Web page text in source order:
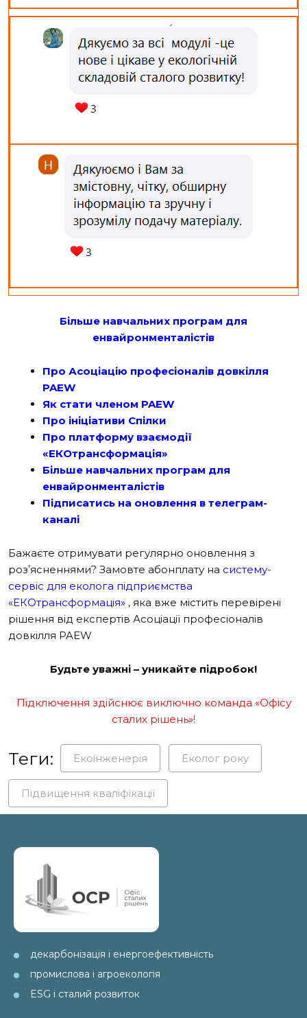
Більше навчальних програм для
енвайронменталістів
Про Асоціацію професіоналів довкілля
PAEW
Як стати членом PAEW
Про ініціативи Спілки
Про платформу взаємодії
«ЕКОтрансформація»
Більше навчальних програм для
енвайронменталістів
Підписатись на оновлення в телеграм-
каналі
Бажаєте отримувати регулярно оновлення з
розʼясненнями? Замовте абонплату на систему-
сервіс для еколога підприємства
«ЕКОтрансформація» , яка вже містить перевірені
рішення від експертів Асоціації професіоналів
довкілля PAEW
Будьте уважні – уникайте підробок!
Підключення здійснює виключно команда «Офісу
сталих рішень»!
Теги: Екоінженерія Еколог року
Підвищення кваліфікації
декарбонізація і енергоефективність
промислова і агроекологія
ESG і сталий розвиток